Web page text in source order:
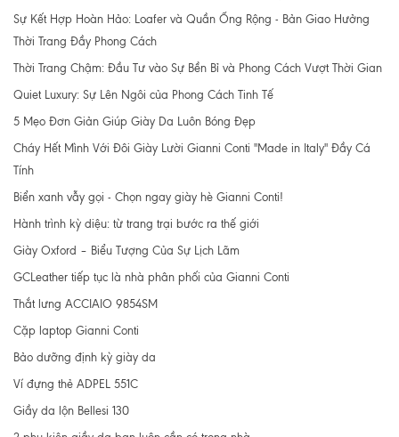
Sự Kết Hợp Hoàn Hảo: Loafer và Quần Ống Rộng - Bản Giao Hưởng
Thời Trang Đầy Phong Cách
Thời Trang Chậm: Đầu Tư vào Sự Bền Bỉ và Phong Cách Vượt Thời Gian
Quiet Luxury: Sự Lên Ngôi của Phong Cách Tinh Tế
5 Mẹo Đơn Giản Giúp Giày Da Luôn Bóng Đẹp
Cháy Hết Mình Với Đôi Giày Lười Gianni Conti "Made in Italy" Đầy Cá
Tính
Biển xanh vẫy gọi - Chọn ngay giày hè Gianni Conti!
Hành trình kỳ diệu: từ trang trại bước ra thế giới
Giày Oxford – Biểu Tượng Của Sự Lịch Lãm
GCLeather tiếp tục là nhà phân phối của Gianni Conti
Thắt lưng ACCIAIO 9854SM
Cặp laptop Gianni Conti
Bảo dưỡng định kỳ giày da
Ví đựng thẻ ADPEL 551C
Giầy da lộn Bellesi 130